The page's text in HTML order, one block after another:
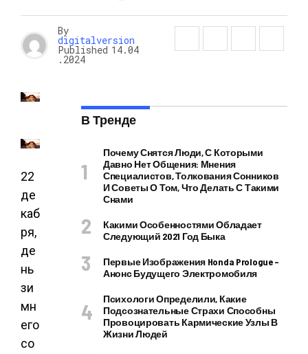
By
digitalversion
Published 14.04
.2024
22
де
каб
ря,
де
нь
зи
мн
его
со
В Тренде
Почему Снятся Люди, С Которыми
Давно Нет Общения: Мнения
Специалистов, Толкования Сонников
И Советы О Том, Что Делать С Такими
Снами
Какими Особенностями Обладает
Следующий 2021 Год Быка
Первые Изображения Honda Prologue –
Анонс Будущего Электромобиля
Психологи Определили, Какие
Подсознательные Страхи Способны
Провоцировать Кармические Узлы В
Жизни Людей